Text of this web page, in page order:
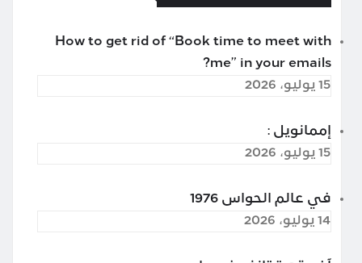
How to get rid of “Book time to meet with
me” in your emails?
15 يوليو، 2026
إممانويل :
15 يوليو، 2026
في عالم الحواس 1976
14 يوليو، 2026